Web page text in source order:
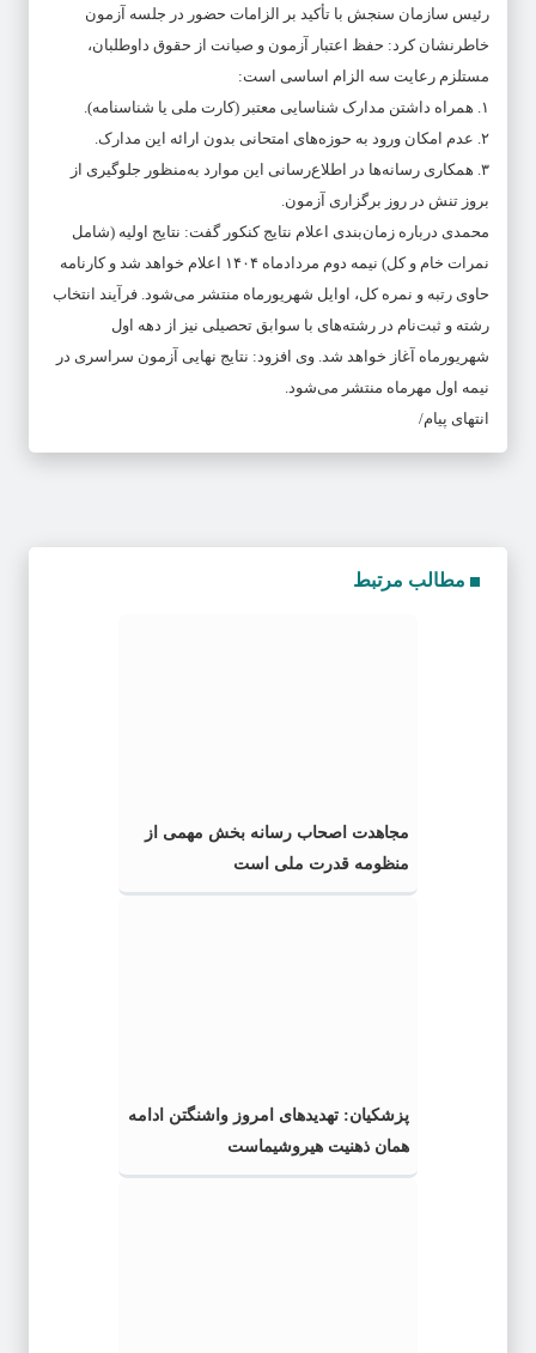
رئیس سازمان سنجش با تأکید بر الزامات حضور در جلسه آزمون
خاطرنشان کرد: حفظ اعتبار آزمون و صیانت از حقوق داوطلبان،
مستلزم رعایت سه الزام اساسی است:
۱. همراه داشتن مدارک شناسایی معتبر (کارت ملی یا شناسنامه).
۲. عدم امکان ورود به حوزه‌های امتحانی بدون ارائه این مدارک.
۳. همکاری رسانه‌ها در اطلاع‌رسانی این موارد به‌منظور جلوگیری از
بروز تنش در روز برگزاری آزمون.
محمدی درباره زمان‌بندی اعلام نتایج کنکور گفت: نتایج اولیه (شامل
نمرات خام و کل) نیمه دوم مردادماه ۱۴۰۴ اعلام خواهد شد و کارنامه
حاوی رتبه و نمره کل، اوایل شهریورماه منتشر می‌شود. فرآیند انتخاب
رشته و ثبت‌نام در رشته‌های با سوابق تحصیلی نیز از دهه اول
شهریورماه آغاز خواهد شد. وی افزود: نتایج نهایی آزمون سراسری در
نیمه اول مهرماه منتشر می‌شود.
انتهای پیام/
مطالب مرتبط
مجاهدت اصحاب رسانه بخش مهمی از
منظومه قدرت ملی است
پزشکیان: تهدیدهای امروز واشنگتن ادامه
همان ذهنیت هیروشیماست